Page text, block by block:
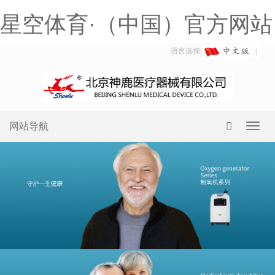
星空体育·（中国）官方网站
语言选择:
网站导航